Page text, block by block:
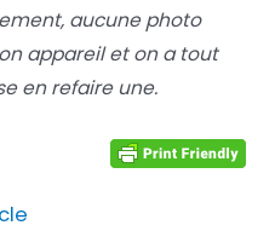
aucune photo
appareil et on a tout
en refaire une.